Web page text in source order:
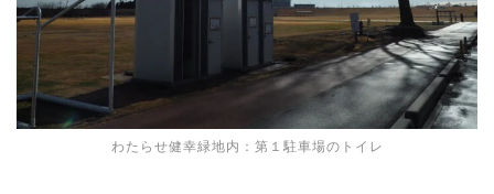
わたらせ健幸緑地内：第１駐車場のトイレ